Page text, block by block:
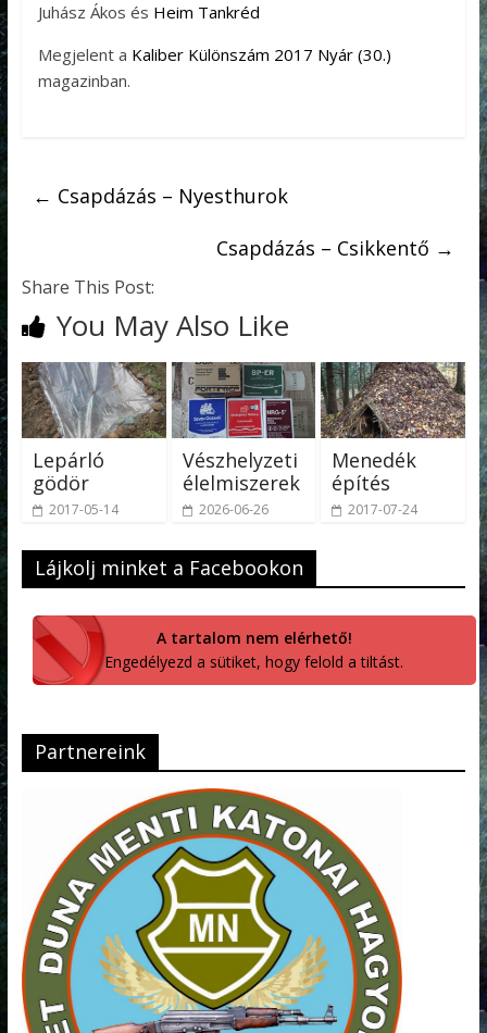
Juhász Ákos és Heim Tankréd
Megjelent a Kaliber Különszám 2017 Nyár (30.)
magazinban.
← Csapdázás – Nyesthurok
Csapdázás – Csikkentő →
Share This Post:
You May Also Like
Lepárló
gödör
2017-05-14
Vészhelyzeti
élelmiszerek
2026-06-26
Menedék
építés
2017-07-24
Lájkolj minket a Facebookon
A tartalom nem elérhető!
Engedélyezd a sütiket, hogy felold a tiltást.
Partnereink